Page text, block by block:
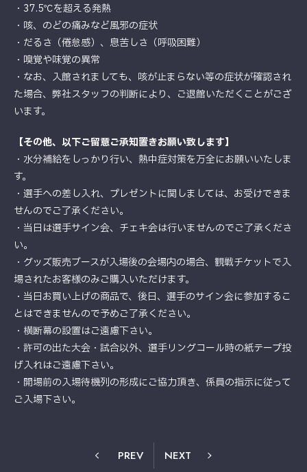
・37.5℃を超える発熱
・咳、のどの痛みなど風邪の症状
・だるさ（倦怠感）、息苦しさ（呼吸困難）
・嗅覚や味覚の異常
・なお、入館されましても、咳が止まらない等の症状が確認され
た場合、弊社スタッフの判断により、ご退館いただくことがござ
います。
【その他、以下ご留意ご承知置きお願い致します】
・水分補給をしっかり行い、熱中症対策を万全にお願いいたしま
す。
・選手への差し入れ、プレゼントに関しましては、お受けできま
せんのでご了承ください。
・当日は選手サイン会、チェキ会は行いませんのでご了承くださ
い。
・グッズ販売ブースが入場後の会場内の場合、観戦チケットで入
場されたお客様のみご購入いただけます。
・当日お買い上げの商品で、後日、選手のサイン会に参加するこ
とはできませんので予めご了承ください。
・横断幕の設置はご遠慮下さい。
・許可の出た大会・試合以外、選手リングコール時の紙テープ投
げ入れはご遠慮下さい。
・開場前の入場待機列の形成にご協力頂き、係員の指示に従って
ご入場下さい。
PREV NEXT